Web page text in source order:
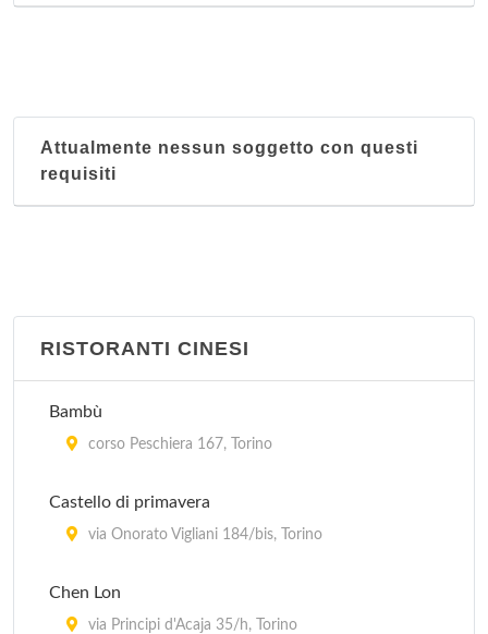
Attualmente nessun soggetto con questi
requisiti
RISTORANTI CINESI
Bambù
corso Peschiera 167, Torino
Castello di primavera
via Onorato Vigliani 184/bis, Torino
Chen Lon
via Principi d'Acaja 35/h, Torino